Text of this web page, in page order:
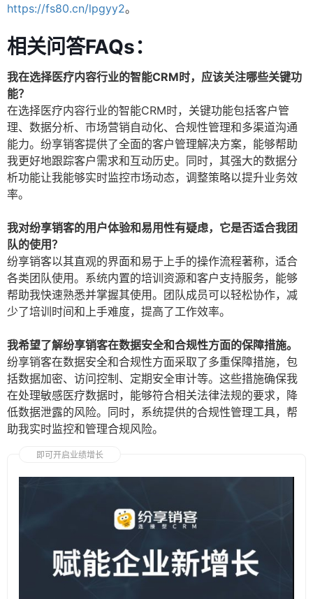
https://fs80.cn/lpgyy2。
相关问答FAQs：
我在选择医疗内容行业的智能CRM时，应该关注哪些关键功
能？
在选择医疗内容行业的智能CRM时，关键功能包括客户管
理、数据分析、市场营销自动化、合规性管理和多渠道沟通
能力。纷享销客提供了全面的客户管理解决方案，能够帮助
我更好地跟踪客户需求和互动历史。同时，其强大的数据分
析功能让我能够实时监控市场动态，调整策略以提升业务效
率。
我对纷享销客的用户体验和易用性有疑虑，它是否适合我团
队的使用？
纷享销客以其直观的界面和易于上手的操作流程著称，适合
各类团队使用。系统内置的培训资源和客户支持服务，能够
帮助我快速熟悉并掌握其使用。团队成员可以轻松协作，减
少了培训时间和上手难度，提高了工作效率。
我希望了解纷享销客在数据安全和合规性方面的保障措施。
纷享销客在数据安全和合规性方面采取了多重保障措施，包
括数据加密、访问控制、定期安全审计等。这些措施确保我
在处理敏感医疗数据时，能够符合相关法律法规的要求，降
低数据泄露的风险。同时，系统提供的合规性管理工具，帮
助我实时监控和管理合规风险。
即可开启业绩增长